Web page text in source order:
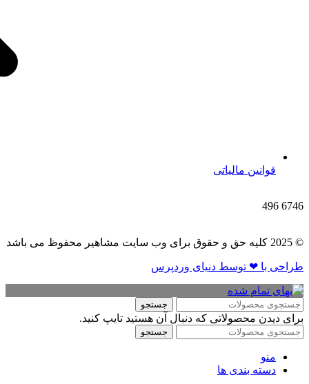
قوانین مالیاتی
6746
496
© 2025 کلیه حق و حقوق برای وب سایت مشاهیر محفوظ می باشد
طراحی با ❤ توسط​ دنیای وردپرس
جستجو
برای دیدن محصولاتی که دنبال آن هستید تایپ کنید.
جستجو
منو
دسته بندی ها